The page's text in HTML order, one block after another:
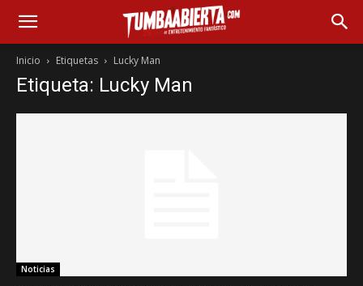
Inicio Etiquetas Lucky Man
Etiqueta: Lucky Man
Noticias